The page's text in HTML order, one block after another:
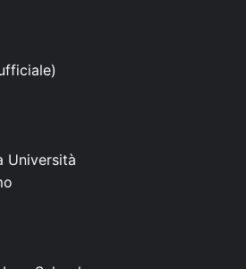
Università